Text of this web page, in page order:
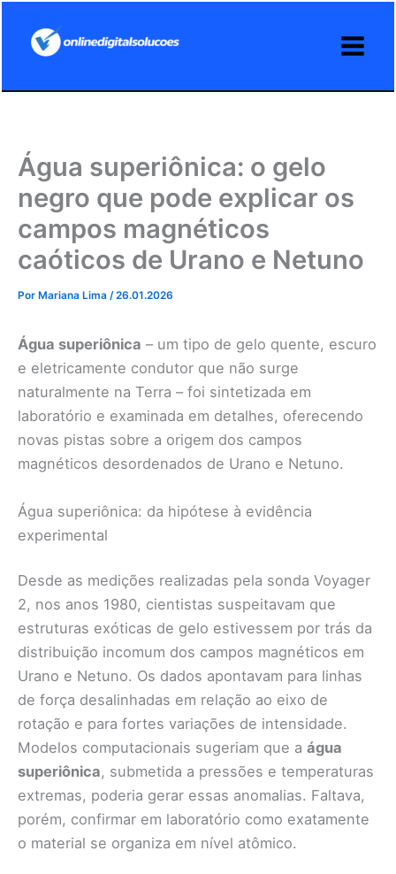
Água superiônica: o gelo
negro que pode explicar os
campos magnéticos
caóticos de Urano e Netuno
Por Mariana Lima /26.01.2026
Água superiônica – um tipo de gelo quente, escuro
e eletricamente condutor que não surge
naturalmente na Terra – foi sintetizada em
laboratório e examinada em detalhes, oferecendo
novas pistas sobre a origem dos campos
magnéticos desordenados de Urano e Netuno.
Água superiônica: da hipótese à evidência
experimental
Desde as medições realizadas pela sonda Voyager
2, nos anos 1980, cientistas suspeitavam que
estruturas exóticas de gelo estivessem por trás da
distribuição incomum dos campos magnéticos em
Urano e Netuno. Os dados apontavam para linhas
de força desalinhadas em relação ao eixo de
rotação e para fortes variações de intensidade.
Modelos computacionais sugeriam que a água
superiônica, submetida a pressões e temperaturas
extremas, poderia gerar essas anomalias. Faltava,
porém, confirmar em laboratório como exatamente
o material se organiza em nível atômico.